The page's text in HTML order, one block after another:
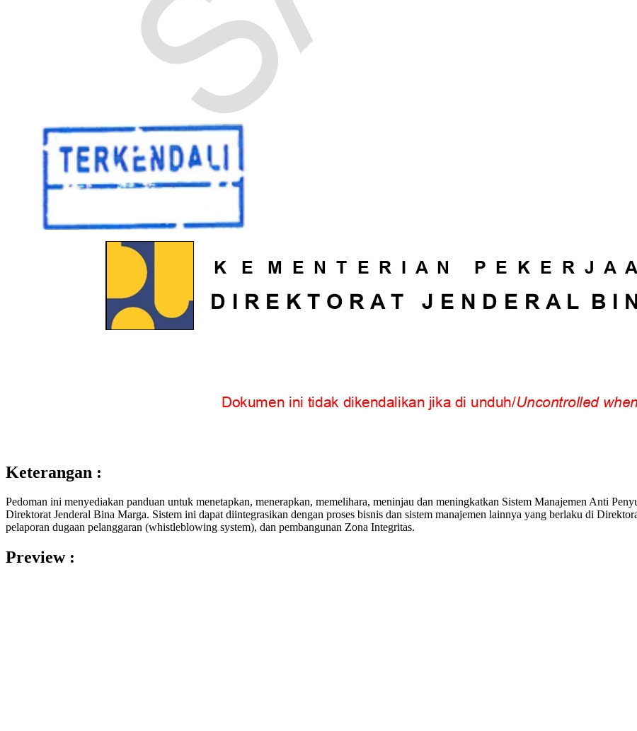
Keterangan :
Pedoman ini menyediakan panduan untuk menetapkan, menerapkan, memelihara, meninjau dan meningkatkan Sistem Manajemen Anti
Direktorat Jenderal Bina Marga. Sistem ini dapat diintegrasikan dengan proses bisnis dan sistem manajemen lainnya yang berlaku di
pelaporan dugaan pelanggaran (whistleblowing system), dan pembangunan Zona Integritas.
Preview :